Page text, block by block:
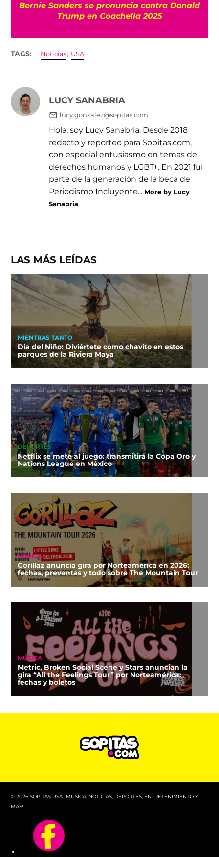
Bernie Sanders se pronuncia contra Donald
Trump en Coachella 2025
TAGS: Noticias, USA
LUCY SANABRIA
lucy.gonzalez@sopitas.com
Hola, soy Lucy Sanabria. Desde 2018
redacto y reporteo para Sopitas.com,
con especial entusiasmo en temas de
derechos humanos y LGBT+. En 2021 fui
parte de la generación de la beca de
Periodismo Incluyente... More by Lucy
Sanabria
LAS MÁS LEÍDAS
MIENTRAS TANTO
Día del Niño: Diviértete como chavito en estos
parques de la Riviera Maya
DEPORTES
Netflix se mete al juego: transmitirá la Copa Oro y
Nations League en México
MÚSICA
Gorillaz anuncia gira por Norteamérica en 2026:
fechas, preventas y todo sobre The Mountain Tour
MÚSICA
Metric, Broken Social Scene y Stars anuncian la
gira “All the Feelings Tour” por Norteamérica:
fechas y boletos
© 2026 SOPITAS USA- MÚSICA, NOTICIAS, DEPORTES, ENTRETENIMIENTO Y
MÁS!.